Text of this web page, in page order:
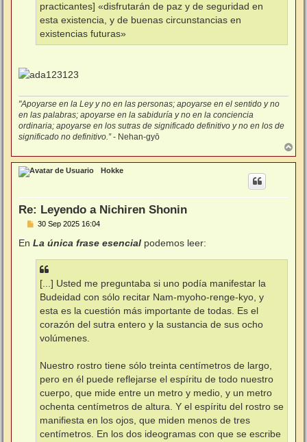
practicantes] «disfrutarán de paz y de seguridad en
esta existencia, y de buenas circunstancias en
existencias futuras»
"Apoyarse en la Ley y no en las personas; apoyarse en el sentido y no
en las palabras; apoyarse en la sabiduría y no en la conciencia
ordinaria; apoyarse en los sutras de significado definitivo y no en los de
significado no definitivo.”- Nehan-gyō
r
r
Hokke
Re: Leyendo a Nichiren Shonin
M
n
a
30 Sep 2025 16:04
En La única frase esencial podemos leer:
[...] Usted me preguntaba si uno podía manifestar la
Budeidad con sólo recitar Nam-myoho-renge-kyo, y
esta es la cuestión más importante de todas. Es el
corazón del sutra entero y la sustancia de sus ocho
volúmenes.
Nuestro rostro tiene sólo treinta centímetros de largo,
pero en él puede reflejarse el espíritu de todo nuestro
cuerpo, que mide entre un metro y medio, y un metro
ochenta centímetros de altura. Y el espíritu del rostro se
manifiesta en los ojos, que miden menos de tres
centímetros. En los dos ideogramas con que se escribe